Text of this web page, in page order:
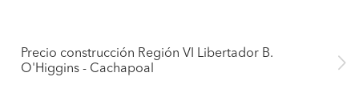
Precio construcción Región VI Libertador B.
O'Higgins - Cachapoal